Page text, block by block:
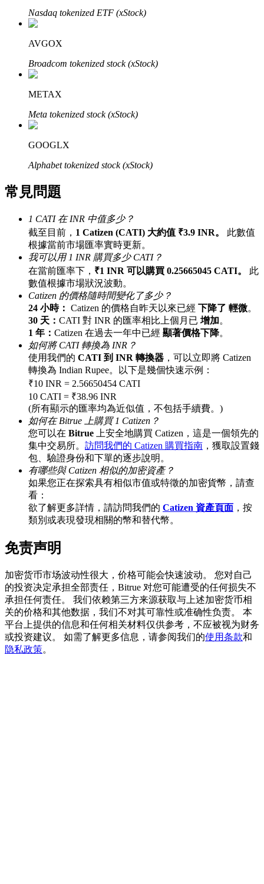
合夥人計劃
最高達65%佣金！
邀请好友
邀請朋友獲得現金獎勵
BTC 專享獎勵
BTC 專享獎勵
充值並交易BTC瓜分 25,000 USDT 獎池！
瓜分 500000 CASHCAT 獎池
BitMart 用戶遷移專享
註冊&交易贏 500,000 USDT
Nasdaq tokenized ETF (xStock)
AVGOX
Broadcom tokenized stock (xStock)
METAX
Meta tokenized stock (xStock)
GOOGLX
Alphabet tokenized stock (xStock)
常見問題
1 CATI 在 INR 中值多少？
截至目前， 1 Catizen (CATI) 大約值 ₹3.9 INR。
此數值
根據當前市場匯率實時更新。
我可以用 1 INR 購買多少 CATI？
在當前匯率下， ₹1 INR 可以購買 0.25665045 CATI。
此
數值根據市場狀況波動。
Catizen 的價格隨時間變化了多少？
24 小時： Catizen 的價格自昨天以來已經 下降了 輕微。
30 天： CATI 對 INR 的匯率相比上個月已 增加。
1 年： Catizen 在過去一年中已經 顯著價格下降。
如何將 CATI 轉換為 INR？
使用我們的 CATI 到 INR 轉換器 ，可以立即將 Catizen
轉換為 Indian Rupee。以下是幾個快速示例：
₹10 INR = 2.56650454 CATI
10 CATI = ₹38.96 INR
(所有顯示的匯率均為近似值，不包括手續費。)
如何在 Bitrue 上購買 1 Catizen？
您可以在 Bitrue 上安全地購買 Catizen，這是一個領先的
集中交易所。 訪問我們的 Catizen 購買指南 ，獲取設置錢
包、驗證身份和下單的逐步說明。
有哪些與 Catizen 相似的加密資產？
如果您正在探索具有相似市值或特徵的加密貨幣，請查
看：
欲了解更多詳情，請訪問我們的 Catizen 資產頁面 ，按
類別或表現發現相關的幣和替代幣。
免责声明
加密货币市场波动性很大，价格可能会快速波动。 您对自己
的投资决定承担全部责任，Bitrue 对您可能遭受的任何损失不
承担任何责任。 我们依赖第三方来源获取与上述加密货币相
关的价格和其他数据，我们不对其可靠性或准确性负责。 本
平台上提供的信息和任何相关材料仅供参考，不应被视为财务
或投资建议。 如需了解更多信息，请参阅我们的使用条款和
隐私政策。